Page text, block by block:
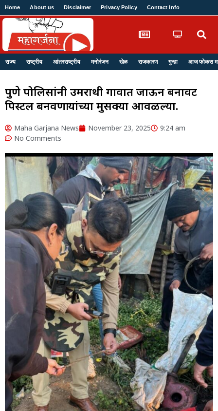
Home About us Disclaimer Privacy Policy Contact Info
राज्य राष्ट्रीय आंतरराष्ट्रीय मनोरंजन खेळ राजकारण गुन्हा आज फोकस
पुणे पोलिसांनी उमराथी गावात जाऊन बनावट
पिस्टल बनवणाऱ्यांच्या मुसक्या आवळल्या.
Maha Garjana News November 23, 2025
9:24 am
No Comments